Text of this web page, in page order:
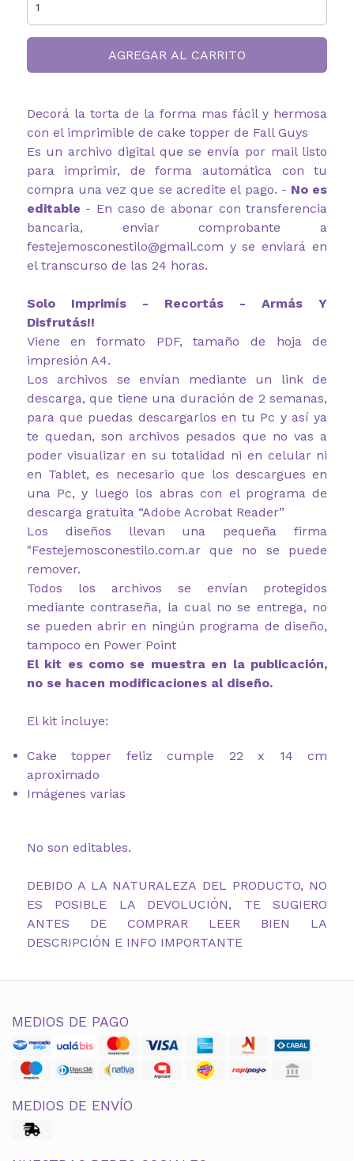
AGREGAR AL CARRITO
Decorá la torta de la forma mas fácil y hermosa
con el imprimible de cake topper de Fall Guys
Es un archivo digital que se envía por mail listo
para imprimir, de forma automática con tu
compra una vez que se acredite el pago. - No es
editable - En caso de abonar con transferencia
bancaria, enviar comprobante a
festejemosconestilo@gmail.com y se enviará en
el transcurso de las 24 horas.
Solo Imprimís - Recortás - Armás Y
Disfrutás!!
Viene en formato PDF, tamaño de hoja de
impresión A4.
Los archivos se envían mediante un link de
descarga, que tiene una duración de 2 semanas,
para que puedas descargarlos en tu Pc y así ya
te quedan, son archivos pesados que no vas a
poder visualizar en su totalidad ni en celular ni
en Tablet, es necesario que los descargues en
una Pc, y luego los abras con el programa de
descarga gratuita “Adobe Acrobat Reader”
Los diseños llevan una pequeña firma
"Festejemosconestilo.com.ar que no se puede
remover.
Todos los archivos se envían protegidos
mediante contraseña, la cual no se entrega, no
se pueden abrir en ningún programa de diseño,
tampoco en Power Point
El kit es como se muestra en la publicación,
no se hacen modificaciones al diseño.
El kit incluye:
Cake topper feliz cumple 22 x 14 cm
aproximado
Imágenes varias
No son editables.
DEBIDO A LA NATURALEZA DEL PRODUCTO, NO
ES POSIBLE LA DEVOLUCIÓN, TE SUGIERO
ANTES DE COMPRAR LEER BIEN LA
DESCRIPCIÓN E INFO IMPORTANTE
MEDIOS DE PAGO
MEDIOS DE ENVÍO